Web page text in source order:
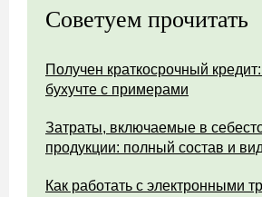
Советуем прочитать
Получен краткосрочный
бухучте с примерами
Затраты, включаемые в
продукции: полный состав и
Как работать с электронными